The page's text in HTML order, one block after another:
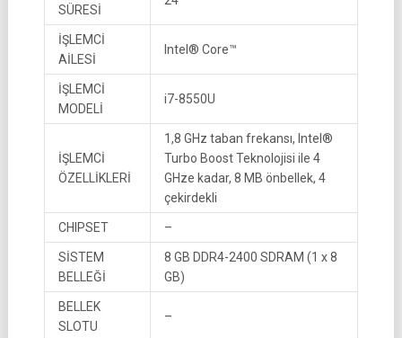
SÜRESİ
İŞLEMCİ
AİLESİ
Intel® Core™
İŞLEMCİ
MODELİ
i7-8550U
İŞLEMCİ
ÖZELLİKLERİ
1,8 GHz taban frekansı, Intel®
Turbo Boost Teknolojisi ile 4
GHze kadar, 8 MB önbellek, 4
çekirdekli
CHIPSET –
SİSTEM
BELLEĞİ
8 GB DDR4-2400 SDRAM (1 x 8
GB)
BELLEK
SLOTU
–